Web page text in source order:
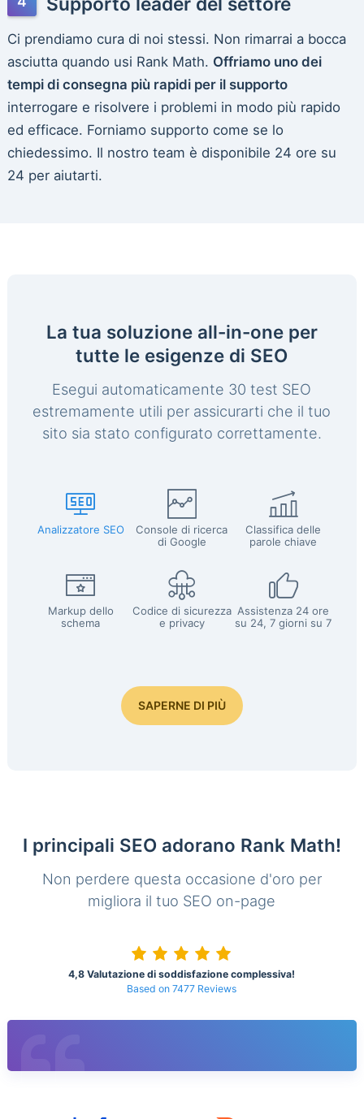
Ci prendiamo cura di noi stessi. Non rimarrai a bocca
asciutta quando usi Rank Math. Offriamo uno dei
tempi di consegna più rapidi per il supporto
interrogare e risolvere i problemi in modo più rapido
ed efficace. Forniamo supporto come se lo
chiedessimo. Il nostro team è disponibile 24 ore su
24 per aiutarti.
La tua soluzione all-in-one per
tutte le esigenze di SEO
Esegui automaticamente 30 test SEO
estremamente utili per assicurarti che il tuo
sito sia stato configurato correttamente.
Analizzatore SEO
Console di ricerca
di Google
Classifica delle
parole chiave
Markup dello
schema
Codice di sicurezza
e privacy
Assistenza 24 ore
su 24, 7 giorni su 7
SAPERNE DI PIÙ
I principali SEO adorano Rank Math!
Non perdere questa occasione d'oro per
migliora il tuo SEO on-page
4,8 Valutazione di soddisfazione complessiva!
Based on 7477 Reviews